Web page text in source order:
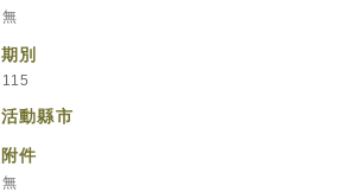
無
期別
115
活動縣市
附件
無